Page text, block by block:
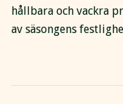
hållbara och vackra
av säsongens